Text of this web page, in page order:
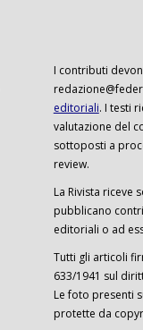
I contributi
editoriali. I testi
valutazione del
sottoposti a
review.
La Rivista riceve
pubblicano
editoriali o ad
Tutti gli articoli
633/1941 sul
Le foto presenti
protette da